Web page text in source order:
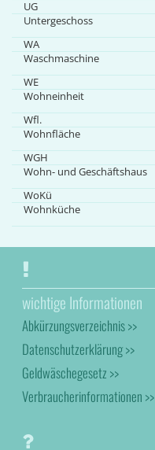
UG
Untergeschoss
WA
Waschmaschine
WE
Wohneinheit
Wfl.
Wohnfläche
WGH
Wohn- und Geschäftshaus
WoKü
Wohnküche
wichtige Informationen
Abkürzungsverzeichnis >>
Datenschutzerklärung >>
Geldwäschegesetz >>
Verbraucherinformationen >>